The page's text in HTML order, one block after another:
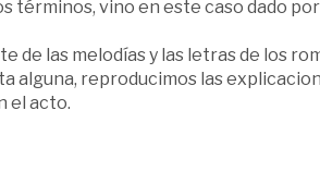
términos, vino en este caso dado
de las melodías y las letras de los
alguna, reproducimos las
el acto.